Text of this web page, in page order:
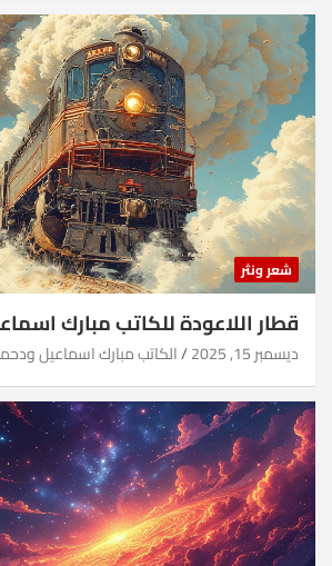
شعر ونثر
قطار اللاعودة للكاتب مبارك
ديسمبر 15, 2025 الكاتب مبارك اسماعيل